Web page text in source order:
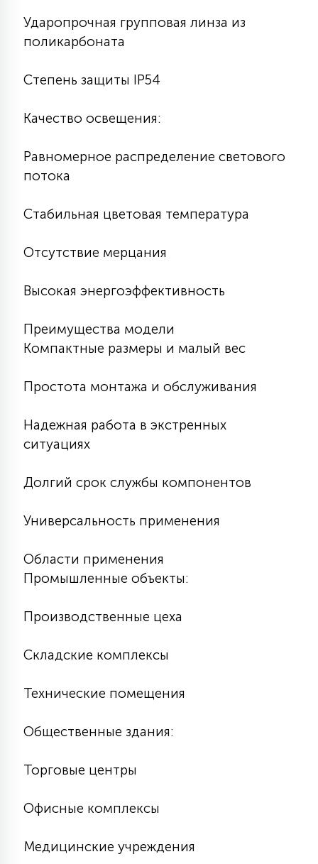
С УПРАВЛЕНИЕМ
АКСЕССУАРЫ
Ударопрочная групповая линза из
поликарбоната
Степень защиты IP54
Качество освещения:
Равномерное распределение светового
потока
Стабильная цветовая температура
Отсутствие мерцания
Высокая энергоэффективность
Преимущества модели
Компактные размеры и малый вес
Простота монтажа и обслуживания
Надежная работа в экстренных
ситуациях
Долгий срок службы компонентов
Универсальность применения
Области применения
Промышленные объекты:
Производственные цеха
Складские комплексы
Технические помещения
Общественные здания:
Торговые центры
Офисные комплексы
Медицинские учреждения